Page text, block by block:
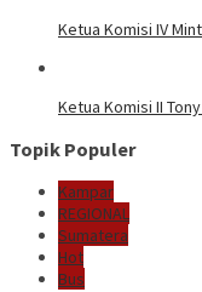
Ketua Komisi IV
Ketua Komisi II
Topik Populer
Kampar
REGIONAL
Sumatera
Hot
Bus